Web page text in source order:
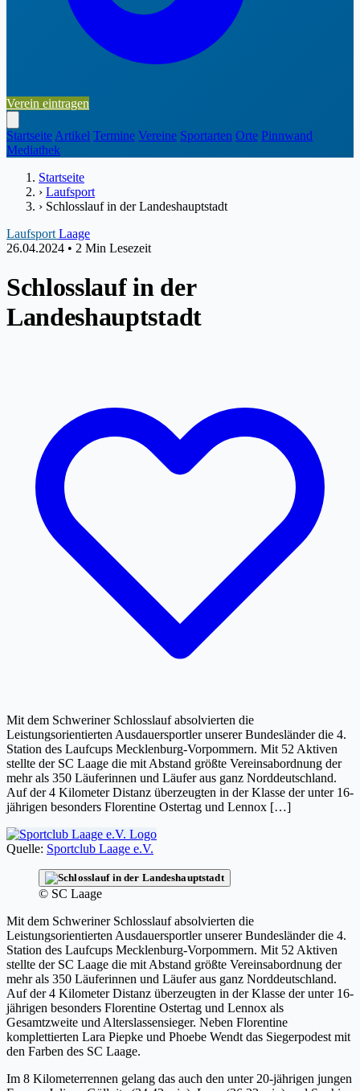
Verein eintragen
Startseite Artikel Termine Vereine Sportarten Orte Pinnwand
Mediathek
Startseite
› Laufsport
› Schlosslauf in der Landeshauptstadt
Laufsport Laage
26.04.2024 • 2 Min Lesezeit
Schlosslauf in der
Landeshauptstadt
Mit dem Schweriner Schlosslauf absolvierten die
Leistungsorientierten Ausdauersportler unserer Bundesländer die 4.
Station des Laufcups Mecklenburg-Vorpommern. Mit 52 Aktiven
stellte der SC Laage die mit Abstand größte Vereinsabordnung der
mehr als 350 Läuferinnen und Läufer aus ganz Norddeutschland.
Auf der 4 Kilometer Distanz überzeugten in der Klasse der unter 16-
jährigen besonders Florentine Ostertag und Lennox […]
Quelle: Sportclub Laage e.V.
© SC Laage
Mit dem Schweriner Schlosslauf absolvierten die
Leistungsorientierten Ausdauersportler unserer Bundesländer die 4.
Station des Laufcups Mecklenburg-Vorpommern. Mit 52 Aktiven
stellte der SC Laage die mit Abstand größte Vereinsabordnung der
mehr als 350 Läuferinnen und Läufer aus ganz Norddeutschland.
Auf der 4 Kilometer Distanz überzeugten in der Klasse der unter 16-
jährigen besonders Florentine Ostertag und Lennox als
Gesamtzweite und Alterslassensieger. Neben Florentine
komplettierten Lara Piepke und Phoebe Wendt das Siegerpodest mit
den Farben des SC Laage.
Im 8 Kilometerrennen gelang das auch den unter 20-jährigen jungen